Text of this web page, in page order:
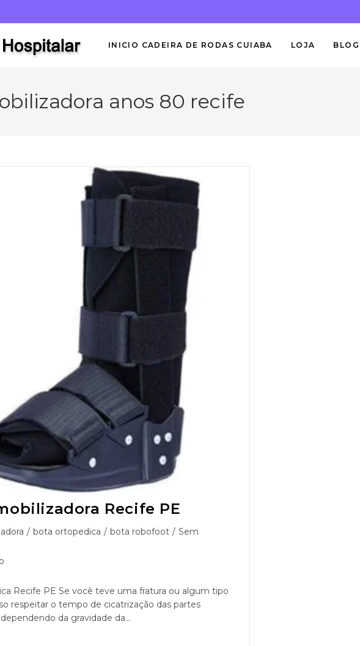
INICIO CADEIRA DE RODAS CUIABA LOJA BLOG
anos 80 recife
Recife PE
/ bota ortopedica / bota robofoot / Sem
Recife PE Se você teve uma fratura ou algum tipo
respeitar o tempo de cicatrização das partes
da gravidade da…